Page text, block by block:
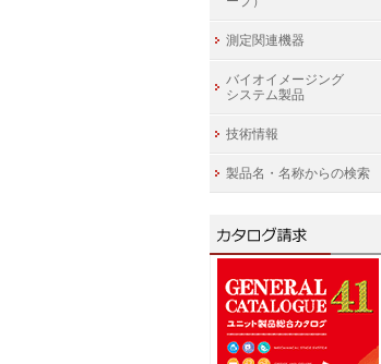
測定関連機器
バイオイメージング
システム製品
技術情報
製品名・名称からの検索